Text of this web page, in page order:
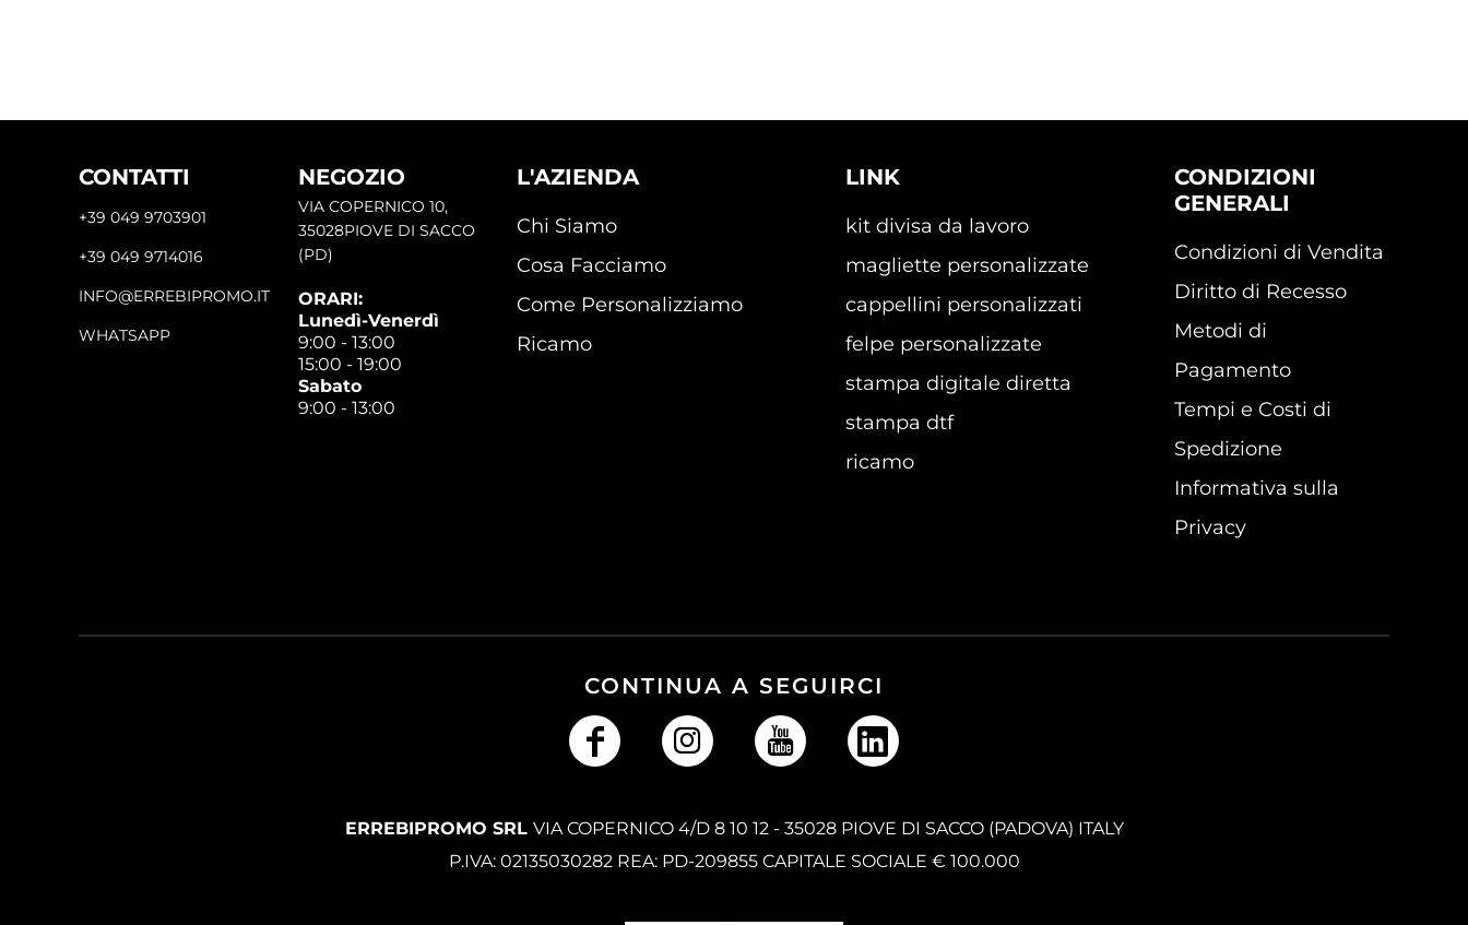
CONTATTI
+39 049 9703901
+39 049 9714016
INFO@ERREBIPROMO.IT
WHATSAPP
NEGOZIO
VIA COPERNICO 10,
35028PIOVE DI SACCO
(PD)
ORARI:
Lunedì-Venerdì
9:00 - 13:00
15:00 - 19:00
Sabato
9:00 - 13:00
L'AZIENDA
Chi Siamo
Cosa Facciamo
Come Personalizziamo
Ricamo
LINK
kit divisa da lavoro
magliette personalizzate
cappellini personalizzati
felpe personalizzate
stampa digitale diretta
stampa dtf
ricamo
CONDIZIONI
GENERALI
Condizioni di Vendita
Diritto di Recesso
Metodi di
Pagamento
Tempi e Costi di
Spedizione
Informativa sulla
Privacy
CONTINUA A SEGUIRCI
ERREBIPROMO SRL VIA COPERNICO 4/D 8 10 12 - 35028 PIOVE DI SACCO (PADOVA) ITALY
P.IVA: 02135030282 REA: PD-209855 CAPITALE SOCIALE € 100.000